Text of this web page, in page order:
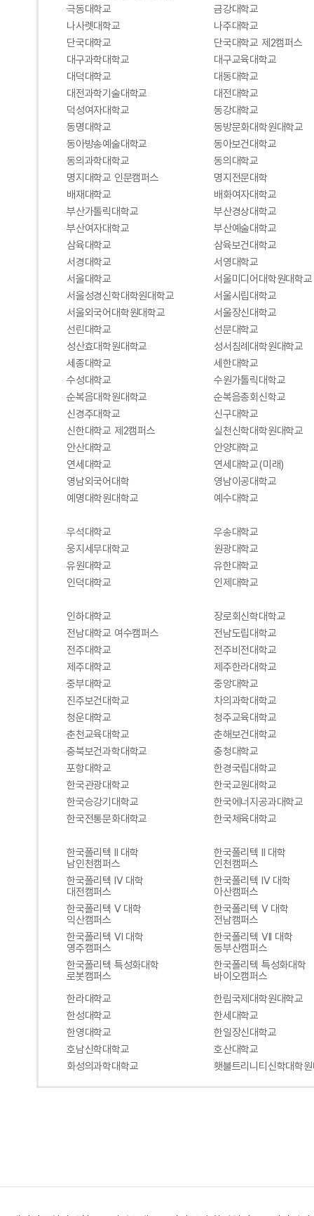
극동대학교
금강대학교
나사렛대학교
나주대학교
단국대학교
단국대학교 제2캠퍼스
대구과학대학교
대구교육대학교
대덕대학교
대동대학교
대전과학기술대학교
대전대학교
덕성여자대학교
동강대학교
동명대학교
동방문화대학원대학교
동아방송예술대학교
동아보건대학교
동의과학대학교
동의대학교
명지대학교 인문캠퍼스
명지전문대학
배재대학교
배화여자대학교
부산가톨릭대학교
부산경상대학교
부산여자대학교
부산예술대학교
삼육대학교
삼육보건대학교
서경대학교
서영대학교
서울대학교
서울미디어대학원대학교
서울성경신학대학원대학교
서울시립대학교
서울외국어대학원대학교
서울장신대학교
선린대학교
선문대학교
성산효대학원대학교
성서침례대학원대학교
세종대학교
세한대학교
수성대학교
수원가톨릭대학교
순복음대학원대학교
순복음총회신학교
신경주대학교
신구대학교
신한대학교 제2캠퍼스
실천신학대학원대학교
안산대학교
안양대학교
연세대학교
연세대학교(미래)
영남외국어대학
영남이공대학교
예명대학원대학교
예수대학교
우석대학교
우송대학교
웅지세무대학교
원광대학교
유원대학교
유한대학교
인덕대학교
인제대학교
인하대학교
장로회신학대학교
전남대학교 여수캠퍼스
전남도립대학교
전주대학교
전주비전대학교
제주대학교
제주한라대학교
중부대학교
중앙대학교
진주보건대학교
차의과학대학교
청운대학교
청주교육대학교
춘천교육대학교
춘해보건대학교
충북보건과학대학교
충청대학교
포항대학교
한경국립대학교
한국관광대학교
한국교원대학교
한국승강기대학교
한국에너지공과대학교
한국전통문화대학교
한국체육대학교
한국폴리텍 II 대학
남인천캠퍼스
한국폴리텍 II 대학
인천캠퍼스
한국폴리텍 IV 대학
대전캠퍼스
한국폴리텍 IV 대학
아산캠퍼스
한국폴리텍 V 대학
익산캠퍼스
한국폴리텍 V 대학
전남캠퍼스
한국폴리텍 VI 대학
영주캠퍼스
한국폴리텍 VII 대학
동부산캠퍼스
한국폴리텍 특성화대학
로봇캠퍼스
한국폴리텍 특성화대학
바이오캠퍼스
한라대학교
한림국제대학원대학교
한성대학교
한세대학교
한영대학교
한일장신대학교
호남신학대학교
호산대학교
화성의과학대학교
횃불트리니티신학대학